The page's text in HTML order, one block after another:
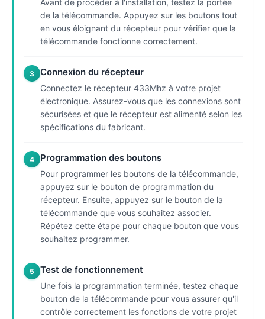
Avant de procéder à l'installation, testez la portée
de la télécommande. Appuyez sur les boutons tout
en vous éloignant du récepteur pour vérifier que la
télécommande fonctionne correctement.
3 Connexion du récepteur
Connectez le récepteur 433Mhz à votre projet
électronique. Assurez-vous que les connexions sont
sécurisées et que le récepteur est alimenté selon les
spécifications du fabricant.
4 Programmation des boutons
Pour programmer les boutons de la télécommande,
appuyez sur le bouton de programmation du
récepteur. Ensuite, appuyez sur le bouton de la
télécommande que vous souhaitez associer.
Répétez cette étape pour chaque bouton que vous
souhaitez programmer.
5 Test de fonctionnement
Une fois la programmation terminée, testez chaque
bouton de la télécommande pour vous assurer qu'il
contrôle correctement les fonctions de votre projet